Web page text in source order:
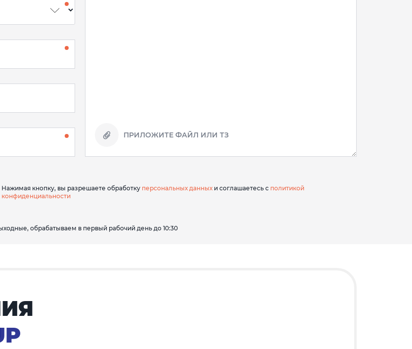
ПРИЛОЖИТЕ ФАЙЛ ИЛИ ТЗ
Нажимая кнопку, вы разрешаете обработку персональных данных и соглашаетесь с политикой
конфиденциальности
обрабатываем в первый рабочий день до 10:30